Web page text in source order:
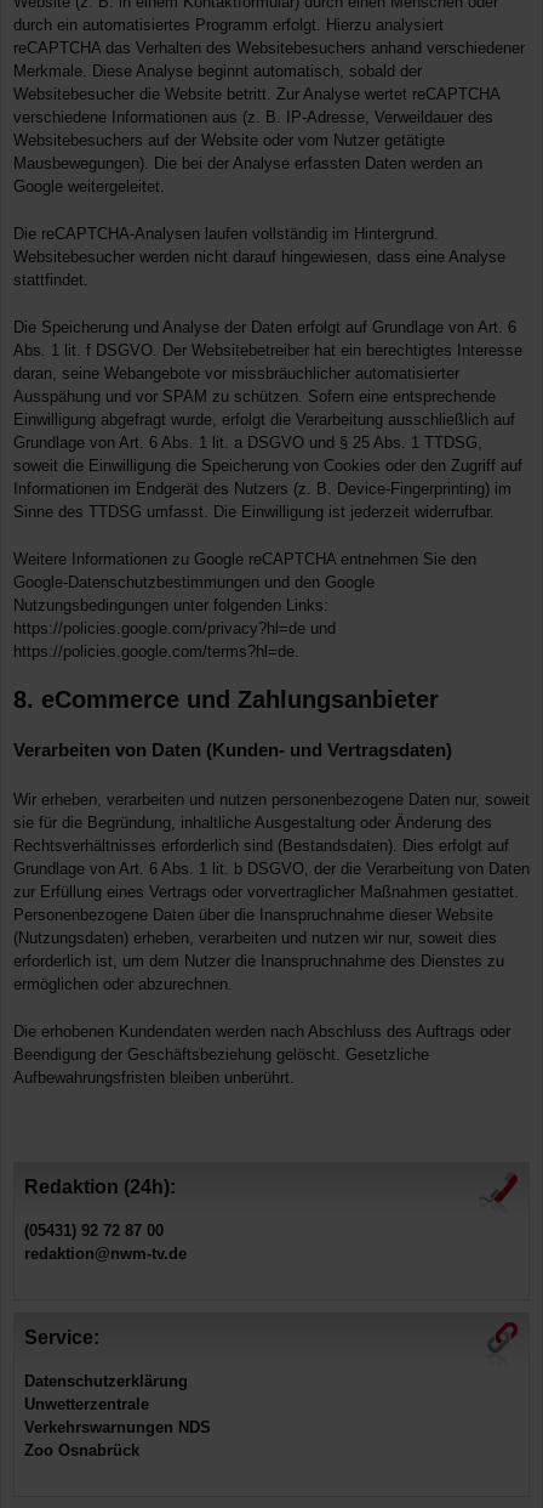
durch ein automatisiertes Programm erfolgt. Hierzu analysiert
reCAPTCHA das Verhalten des Websitebesuchers anhand verschiedener
Merkmale. Diese Analyse beginnt automatisch, sobald der
Websitebesucher die Website betritt. Zur Analyse wertet reCAPTCHA
verschiedene Informationen aus (z. B. IP-Adresse, Verweildauer des
Websitebesuchers auf der Website oder vom Nutzer getätigte
Mausbewegungen). Die bei der Analyse erfassten Daten werden an
Google weitergeleitet.
Die reCAPTCHA-Analysen laufen vollständig im Hintergrund.
Websitebesucher werden nicht darauf hingewiesen, dass eine Analyse
stattfindet.
Die Speicherung und Analyse der Daten erfolgt auf Grundlage von Art. 6
Abs. 1 lit. f DSGVO. Der Websitebetreiber hat ein berechtigtes Interesse
daran, seine Webangebote vor missbräuchlicher automatisierter
Ausspähung und vor SPAM zu schützen. Sofern eine entsprechende
Einwilligung abgefragt wurde, erfolgt die Verarbeitung ausschließlich auf
Grundlage von Art. 6 Abs. 1 lit. a DSGVO und § 25 Abs. 1 TTDSG,
soweit die Einwilligung die Speicherung von Cookies oder den Zugriff auf
Informationen im Endgerät des Nutzers (z. B. Device-Fingerprinting) im
Sinne des TTDSG umfasst. Die Einwilligung ist jederzeit widerrufbar.
Weitere Informationen zu Google reCAPTCHA entnehmen Sie den
Google-Datenschutzbestimmungen und den Google
Nutzungsbedingungen unter folgenden Links:
https://policies.google.com/privacy?hl=de und
https://policies.google.com/terms?hl=de
8. eCommerce und Zahlungs­anbieter
Verarbeiten von Daten (Kunden- und Vertragsdaten)
Wir erheben, verarbeiten und nutzen personenbezogene Daten nur, soweit
sie für die Begründung, inhaltliche Ausgestaltung oder Änderung des
Rechtsverhältnisses erforderlich sind (Bestandsdaten). Dies erfolgt auf
Grundlage von Art. 6 Abs. 1 lit. b DSGVO, der die Verarbeitung von Daten
zur Erfüllung eines Vertrags oder vorvertraglicher Maßnahmen gestattet.
Personenbezogene Daten über die Inanspruchnahme dieser Website
(Nutzungsdaten) erheben, verarbeiten und nutzen wir nur, soweit dies
erforderlich ist, um dem Nutzer die Inanspruchnahme des Dienstes zu
ermöglichen oder abzurechnen.
Die erhobenen Kundendaten werden nach Abschluss des Auftrags oder
Beendigung der Geschäftsbeziehung gelöscht. Gesetzliche
Aufbewahrungsfristen bleiben unberührt.
Redaktion (24h):
(05431) 92 72 87 00
redaktion@nwm-tv.de
Service:
Datenschutzerklärung
Unwetterzentrale
Verkehrswarnungen NDS
Zoo Osnabrück